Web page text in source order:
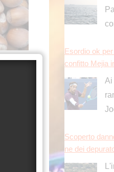
a
di
Esordio ok
confitto Mejia
Ai
Scoperto
ne dei